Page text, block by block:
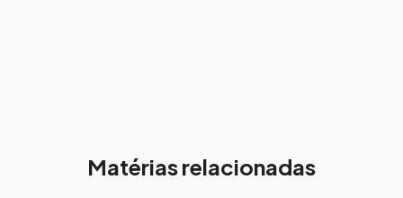
Matérias relacionadas